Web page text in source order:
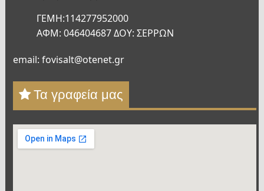
ΓΕΜΗ:114277952000
ΑΦΜ: 046404687 ΔΟΥ: ΣΕΡΡΩΝ
email: fovisalt@otenet.gr
Τα γραφεία μας